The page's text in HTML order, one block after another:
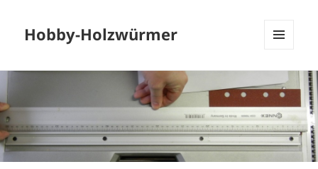
Hobby-Holzwürmer
WIDGETS